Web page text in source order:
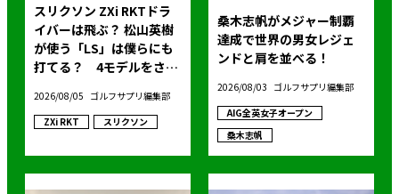
スリクソン ZXi RKTドラ
イバーは飛ぶ？ 松山英樹
が使う「LS」は僕らにも
打てる？ 4モデルをさっ
2026/08/05 ゴルフサプリ編集部
ZXi RKT
スリクソン
桑木志帆がメジャー制覇
達成で世界の男女レジェ
ンドと肩を並べる！
2026/08/03 ゴルフサプリ編集部
AIG全英女子オープン
桑木志帆